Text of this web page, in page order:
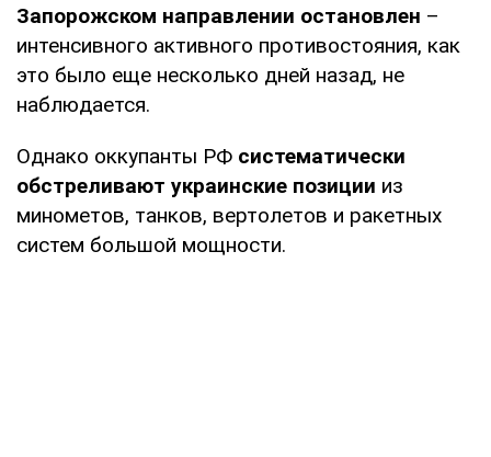
Запорожском направлении остановлен –
интенсивного активного противостояния, как
это было еще несколько дней назад, не
наблюдается.
Однако оккупанты РФ систематически
обстреливают украинские позиции из
минометов, танков, вертолетов и ракетных
систем большой мощности.